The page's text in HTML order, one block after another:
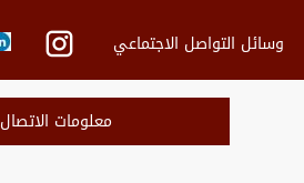
وسائل التواصل الاجتماعي
معلومات الاتصال